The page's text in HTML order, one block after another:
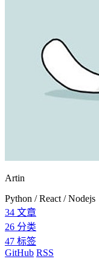
Artin
Python / React / Nodejs
34 文章
26 分类
47 标签
GitHub RSS